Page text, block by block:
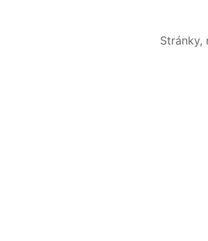
Stránky,